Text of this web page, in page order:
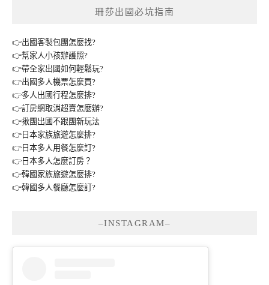
珊莎出國必坑指南
👉出國客製包團怎麼找?
👉幫家人小孩辦護照?
👉帶全家出國如何輕鬆玩?
👉出國多人機票怎麼買?
👉多人出國行程怎麼排?
👉訂房網取消超賣怎麼辦?
👉揪團出國不跟團新玩法
👉日本家族旅遊怎麼排?
👉日本多人用餐怎麼訂?
👉日本多人怎麼訂房？
👉韓國家族旅遊怎麼排?
👉韓國多人餐廳怎麼訂?
–INSTAGRAM–